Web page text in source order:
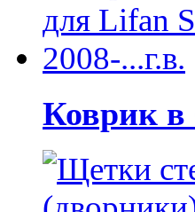
Коврик в